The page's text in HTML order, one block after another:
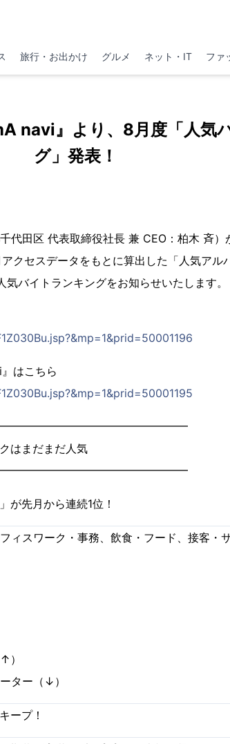
旅行・お出かけ グルメ ネット・IT ファ
navi』より、8月度「人気
グ」発表！
代田区 代表取締役社長 兼 CEO：柏木 斉）
クセスデータをもとに算出した「人気アル
バイトランキングをお知らせいたします。
はこちら
はまだまだ人気
が先月から連続1位！
ィスワーク・事務、飲食・フード、接客・
）
ター（↓）
ープ！